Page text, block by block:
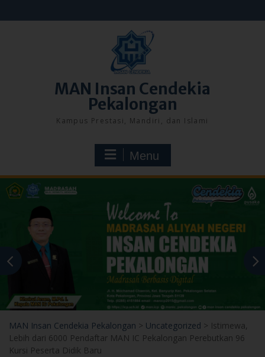
to
MAN Insan Cendekia
Pekalongan
Kampus Prestasi, Mandiri, dan Islami
Menu
MAN Insan Cendekia Pekalongan > Uncategorized > Istimewa,
Lebih dari 6000 Pendaftar MAN IC Pekalongan Perebutkan 96
Kursi Peserta Didik Baru